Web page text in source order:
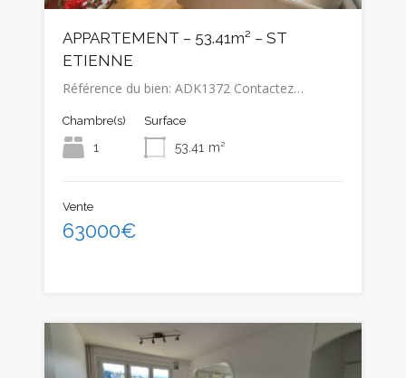
APPARTEMENT – 53.41m² – ST
ETIENNE
Référence du bien: ADK1372 Contactez…
Chambre(s)
1
Surface
53.41 m²
Vente
63000€